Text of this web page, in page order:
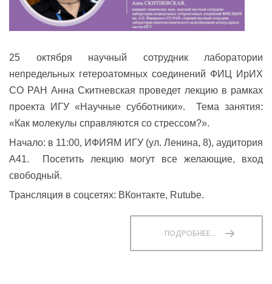
25 октября научный сотрудник лаборатории
непредельных гетероатомных соединений ФИЦ ИрИХ
СО РАН Анна Скитневская проведет лекцию в рамках
проекта ИГУ «Научные субботники». Тема занятия:
«Как молекулы справляются со стрессом?».
Начало: в 11:00, ИФИЯМ ИГУ (ул. Ленина, 8), аудитория
А41. Посетить лекцию могут все желающие, вход
свободный.
Трансляция в соцсетях: ВКонтакте, Rutube.
ПОДРОБНЕЕ...